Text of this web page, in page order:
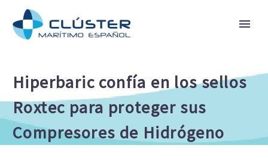
Hiperbaric confía en los sellos
Roxtec para proteger sus
Compresores de Hidrógeno